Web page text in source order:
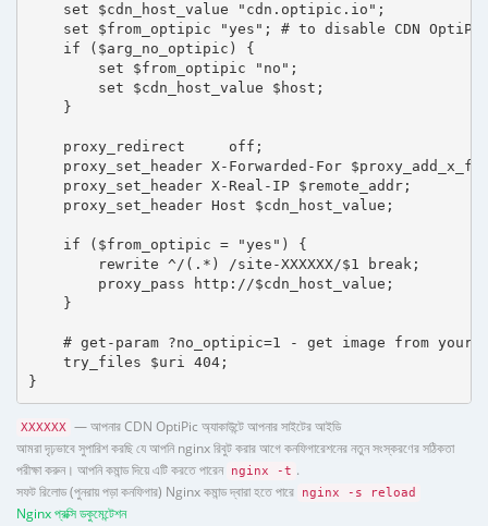
    set $cdn_host_value "cdn.optipic.io";
set $from_optipic "yes"; # to disable CDN
    if ($arg_no_optipic) {
        set $from_optipic "no";
        set $cdn_host_value $host;
    }
    proxy_redirect     off;
proxy_set_header X-Forwarded-For
    proxy_set_header X-Real-IP $remote_addr;
    proxy_set_header Host $cdn_host_value;
    if ($from_optipic = "yes") {
        rewrite ^/(.*) /site-XXXXXX/$1 break;
        proxy_pass http://$cdn_host_value;
    }
# get-param ?no_optipic=1 - get image from your
    try_files $uri 404;
}
XXXXXX
— আপনার CDN OptiPic অ্যাকাউন্টে আপনার সাইটের আইডি
আমরা দৃঢ়ভাবে সুপারিশ করছি যে আপনি nginx রিবুট করার আগে কনফিগারেশনের নতুন সংস্করণের সঠিকতা
পরীক্ষা করুন। আপনি কমান্ড দিয়ে এটি করতে পারেন nginx -t .
সফট রিলোড (পুনরায় পড়া কনফিগার) Nginx কমান্ড দ্বারা হতে পারে
nginx -s reload
Nginx প্রক্সি ডকুমেন্টেশন